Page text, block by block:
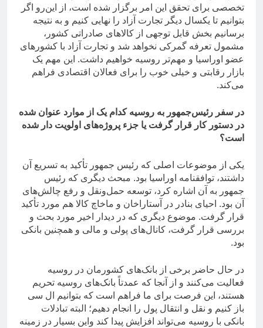
تخصصی برای تحقق این امر برگزار شده است، از این‌رو اگر
بتوانیم تا یکسال دیگر تجارت آزاد را نهایی کنیم و به نتیجه
برسانیم بخش قابل توجهی از کالاهای صادراتی کشور،
مشمول تعرفه گمرکی نخواهد شد و تجارت آزاد با کشورهای
عضو اوراسیا و مهم‌تر روسیه خواهیم داشت. این مهم یک
بازار رقابتی و خیلی خوب را برای فعالان اقتصادی فراهم
می‌کند.
در سفر رئیس‌جمهور به روسیه کدام یک از موارد عنوان شده
در دستور کار قرار گرفت یا جزء پروژه‌های اولویت دار شده
است؟
یکی از موضوعات اصلی که رئیس جمهور تأکید به تسریع آن
داشتند، توافقنامه اوراسیا بود. مبحث دیگری که رئیس
جمهور به آن اشاره کرد، توسعه حمل‌ونقل و رفع چالش‌های
آن بود. احیای بنادر در آستاراخان و ماخاچ کالا هم مورد تأکید
قرار گرفت. موضوع دیگری که در دیدار اخیر مورد بحث و
بررسی قرار گرفت، کانال‌های پولی و مالی و همچنین بانکی
بود.
در حال حاضر برخی از بانک‌های کشورمان در روسیه
فعالیت می‌کنند و از آنجا که عمدتاً بانک‌های روسیه تحریم
هستند، این فرصت برای ما فراهم است که بتوانیم ال سی
باز کنیم و نقل و انتقال پول را انجام دهیم؛ البته تبادلات
بانکی با روسیه می‌تواند افزایش پیدا کند واین بسیار در زمینه